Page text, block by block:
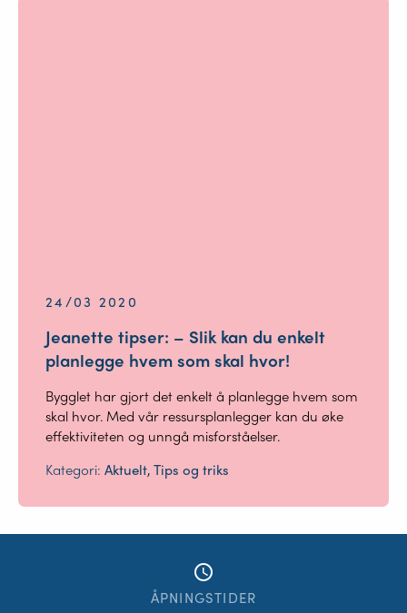
24/03 2020
Jeanette tipser: – Slik kan du enkelt
planlegge hvem som skal hvor!
Bygglet har gjort det enkelt å planlegge hvem som
skal hvor. Med vår ressursplanlegger kan du øke
effektiviteten og unngå misforståelser.
Kategori:Aktuelt, Tips og triks
access_time
ÅPNINGSTIDER